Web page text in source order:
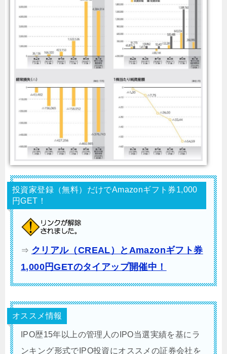
投資家登録（無料）だけでAmazonギフト券1,000
円GET！
⇒ クリアル（CREAL）とAmazonギフト券
1,000円GETのタイアップ開催中！
オススメ情報
IPO歴15年以上の管理人のIPO当選実績を基にラ
ンキング形式でIPO投資にオススメの証券会社を